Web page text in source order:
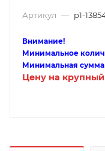
Артикул — p1-
Внимание!
Минимальное
Минимальная сумма
Цену на